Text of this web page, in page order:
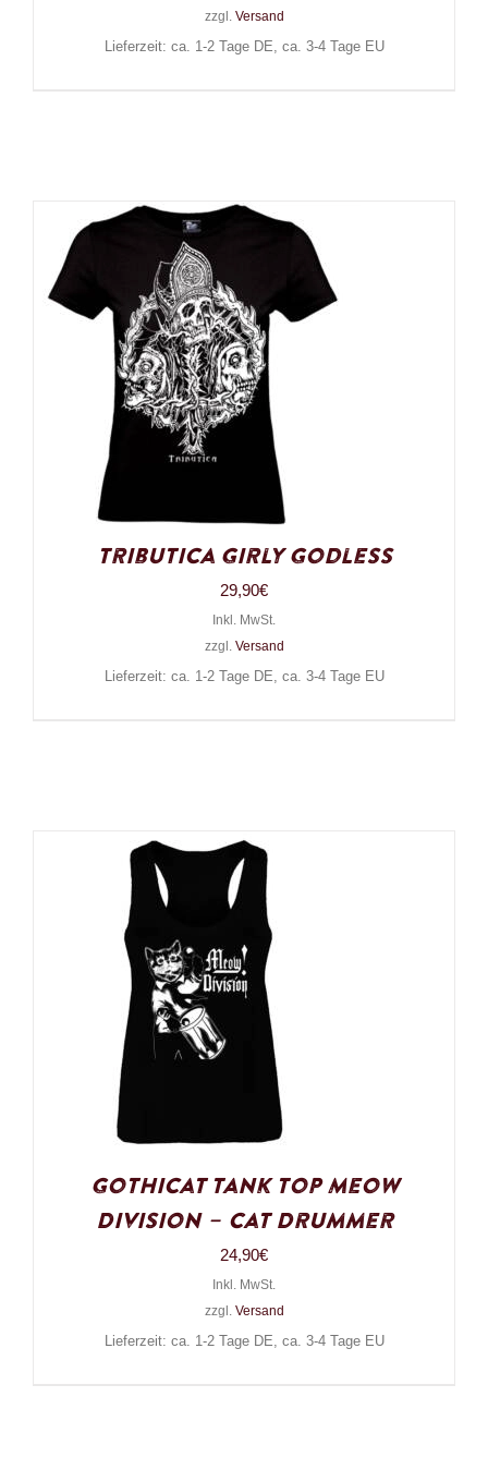
zzgl. Versand
Lieferzeit: ca. 1-2 Tage DE, ca. 3-4 Tage EU
Tributica Girly Godless
29,90€
Inkl. MwSt.
zzgl. Versand
Lieferzeit: ca. 1-2 Tage DE, ca. 3-4 Tage EU
Gothicat Tank Top Meow
Division – Cat Drummer
24,90€
Inkl. MwSt.
zzgl. Versand
Lieferzeit: ca. 1-2 Tage DE, ca. 3-4 Tage EU